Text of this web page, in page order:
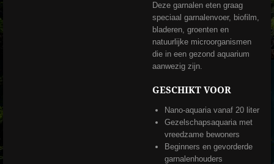
Deze garnalen eten graag
speciaal garnalenvoer, biofilm,
bladeren, groenten en
natuurlijke microorganismen
die in een gezond aquarium
aanwezig zijn.
GESCHIKT VOOR
Nano-aquaria vanaf 20 liter
Gezelschapsaquaria met
vreedzame bewoners
Beginners en gevorderde
garnalenhouders